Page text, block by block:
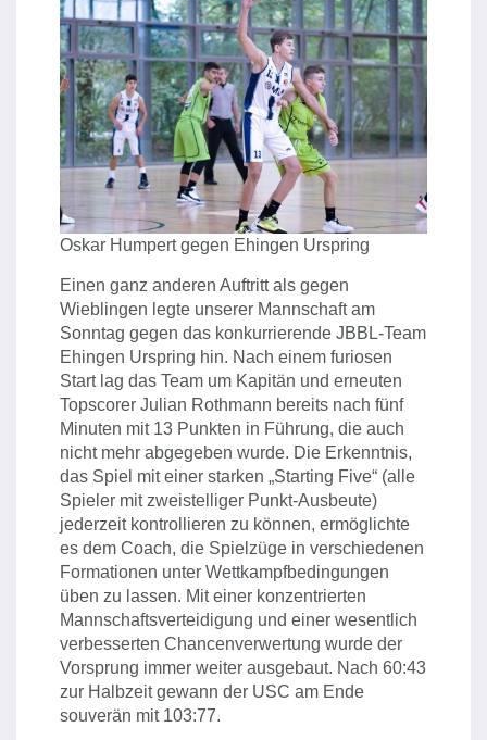
Oskar Humpert gegen Ehingen Urspring
Einen ganz anderen Auftritt als gegen
Wieblingen legte unserer Mannschaft am
Sonntag gegen das konkurrierende JBBL-Team
Ehingen Urspring hin. Nach einem furiosen
Start lag das Team um Kapitän und erneuten
Topscorer Julian Rothmann bereits nach fünf
Minuten mit 13 Punkten in Führung, die auch
nicht mehr abgegeben wurde. Die Erkenntnis,
das Spiel mit einer starken „Starting Five“ (alle
Spieler mit zweistelliger Punkt-Ausbeute)
jederzeit kontrollieren zu können, ermöglichte
es dem Coach, die Spielzüge in verschiedenen
Formationen unter Wettkampfbedingungen
üben zu lassen. Mit einer konzentrierten
Mannschaftsverteidigung und einer wesentlich
verbesserten Chancenverwertung wurde der
Vorsprung immer weiter ausgebaut. Nach 60:43
zur Halbzeit gewann der USC am Ende
souverän mit 103:77.